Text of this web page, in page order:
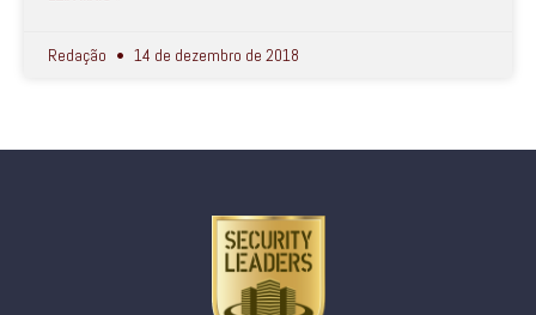
Redação 14 de dezembro de 2018